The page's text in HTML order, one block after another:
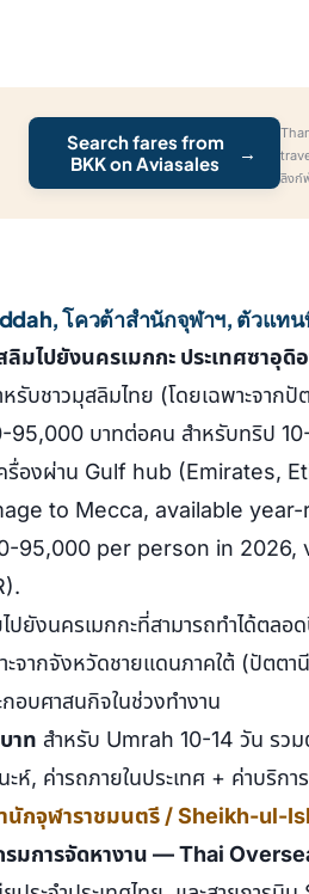
Search fares from
BKK on Aviasales
→
ลิงก์
โควต้าสำนักจุฬาฯ, ตัวแทน
ไปยังนครเมกกะ ประเทศซาอุดิอ
บชาวมุสลิมไทย (โดยเฉพาะจากปั
บาทต่อคน สำหรับทริป
องผ่าน Gulf hub (Emirates,
to Mecca, available
per person in 2026,
ยังนครเมกกะที่สามารถทำได้ตลอด
ากจังหวัดชายแดนภาคใต้ (ปัตตานี
อบศาสนกิจในช่วงทำงาน
าท สำหรับ Umrah 10-14 วัน รว
ห์, ค่ารถภายในประเทศ + ค่าบริก
นักจุฬาราชมนตรี / Sheikh-ul-
รมการจัดหางาน — Thai